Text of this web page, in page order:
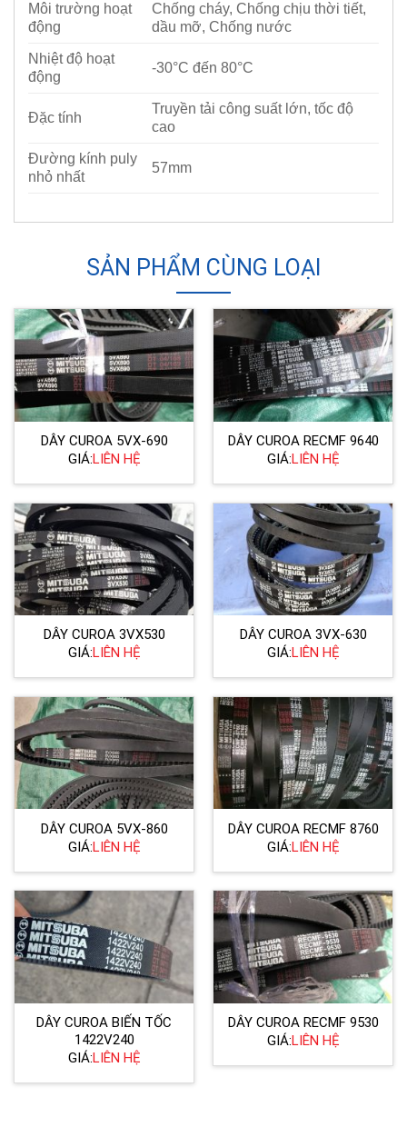
Môi trường hoạt
động
Chống cháy, Chống chịu thời tiết,
dầu mỡ, Chống nước
Nhiệt độ hoạt
động
-30°C đến 80°C
Đặc tính
Truyền tải công suất lớn, tốc độ
cao
Đường kính puly
nhỏ nhất
57mm
SẢN PHẨM CÙNG LOẠI
DÂY CUROA 5VX-690
GIÁ:LIÊN HỆ
DÂY CUROA RECMF 9640
GIÁ:LIÊN HỆ
DÂY CUROA 3VX530
GIÁ:LIÊN HỆ
DÂY CUROA 3VX-630
GIÁ:LIÊN HỆ
DÂY CUROA 5VX-860
GIÁ:LIÊN HỆ
DÂY CUROA RECMF 8760
GIÁ:LIÊN HỆ
DÂY CUROA BIẾN TỐC
1422V240
GIÁ:LIÊN HỆ
DÂY CUROA RECMF 9530
GIÁ:LIÊN HỆ